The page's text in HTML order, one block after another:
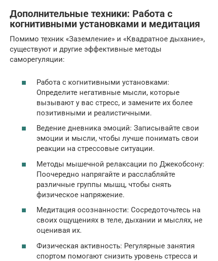
Дополнительные техники: Работа с
когнитивными установками и медитация
Помимо техник «Заземление» и «Квадратное дыхание»,
существуют и другие эффективные методы
саморегуляции:
Работа с когнитивными установками:
Определите негативные мысли, которые
вызывают у вас стресс, и замените их более
позитивными и реалистичными.
Ведение дневника эмоций: Записывайте свои
эмоции и мысли, чтобы лучше понимать свои
реакции на стрессовые ситуации.
Методы мышечной релаксации по Джекобсону:
Поочередно напрягайте и расслабляйте
различные группы мышц, чтобы снять
физическое напряжение.
Медитация осознанности: Сосредоточьтесь на
своих ощущениях в теле, дыхании и мыслях, не
оценивая их.
Физическая активность: Регулярные занятия
спортом помогают снизить уровень стресса и